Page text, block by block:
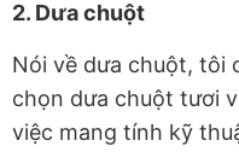
2. Dưa chuột
Nói về dưa chuột, tôi
chọn dưa chuột tươi
việc mang tính kỹ